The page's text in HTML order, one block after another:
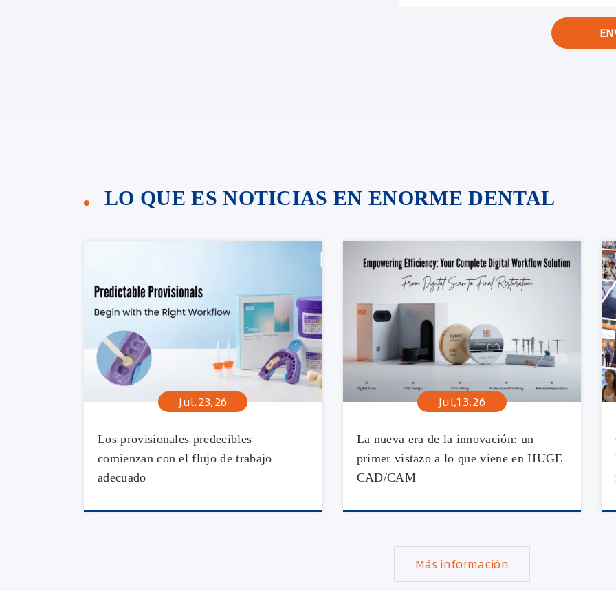
LO QUE ES NOTICIAS EN ENORME DENTAL
Jul,23,26
Los provisionales predecibles
comienzan con el flujo de trabajo
adecuado
Jul,13,26
La nueva era de la innovación: un
primer vistazo a lo que viene en HUGE
CAD/CAM
Más información